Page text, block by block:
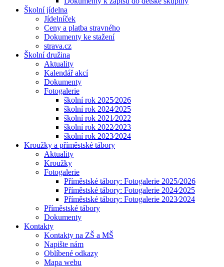
Školní jídelna
Jídelníček
Ceny a platba stravného
Dokumenty ke stažení
strava.cz
Školní družina
Aktuality
Kalendář akcí
Dokumenty
Fotogalerie
školní rok 2025⁄2026
školní rok 2024⁄2025
školní rok 2021⁄2022
školní rok 2022⁄2023
školní rok 2023⁄2024
Kroužky a příměstské tábory
Aktuality
Kroužky
Fotogalerie
Příměstské tábory: Fotogalerie 2025/2026
Příměstské tábory: Fotogalerie 2024⁄2025
Příměstské tábory: Fotogalerie 2023⁄2024
Příměstské tábory
Dokumenty
Kontakty
Kontakty na ZŠ a MŠ
Napište nám
Oblíbené odkazy
Mapa webu